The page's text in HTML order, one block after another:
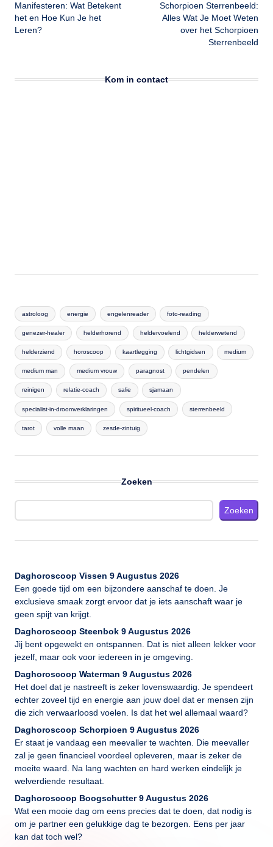
navigatie
Manifesteren: Wat Betekent
het en Hoe Kun Je het
Leren?
Schorpioen Sterrenbeeld:
Alles Wat Je Moet Weten
over het Schorpioen
Sterrenbeeld
Kom in contact
astroloog energie engelenreader foto-reading
genezer-healer helderhorend heldervoelend helderwetend
helderziend horoscoop kaartlegging lichtgidsen medium
medium man medium vrouw paragnost pendelen
reinigen relatie-coach salie sjamaan
specialist-in-droomverklaringen spiritueel-coach sterrenbeeld
tarot volle maan zesde-zintuig
Zoeken
Zoeken
Daghoroscoop Vissen 9 Augustus 2026
Een goede tijd om een bijzondere aanschaf te doen. Je
exclusieve smaak zorgt ervoor dat je iets aanschaft waar je
geen spijt van krijgt.
Daghoroscoop Steenbok 9 Augustus 2026
Jij bent opgewekt en ontspannen. Dat is niet alleen lekker voor
jezelf, maar ook voor iedereen in je omgeving.
Daghoroscoop Waterman 9 Augustus 2026
Het doel dat je nastreeft is zeker lovenswaardig. Je spendeert
echter zoveel tijd en energie aan jouw doel dat er mensen zijn
die zich verwaarloosd voelen. Is dat het wel allemaal waard?
Daghoroscoop Schorpioen 9 Augustus 2026
Er staat je vandaag een meevaller te wachten. Die meevaller
zal je geen financieel voordeel opleveren, maar is zeker de
moeite waard. Na lang wachten en hard werken eindelijk je
welverdiende resultaat.
Daghoroscoop Boogschutter 9 Augustus 2026
Wat een mooie dag om eens precies dat te doen, dat nodig is
om je partner een gelukkige dag te bezorgen. Eens per jaar
kan dat toch wel?